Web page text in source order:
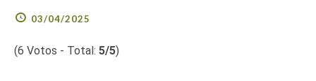
03/04/2025
(6 Votos - Total: 5/5)